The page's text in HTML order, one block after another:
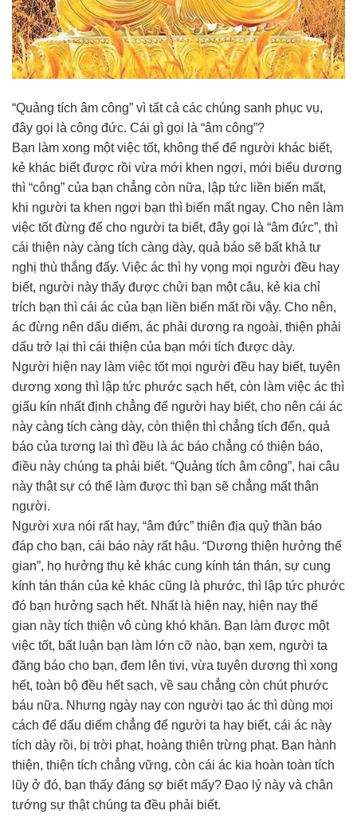
“Quảng tích âm công” vì tất cả các chúng sanh phục vụ,
đây gọi là công đức. Cái gì gọi là “âm công”?
Bạn làm xong một việc tốt, không thể để người khác biết,
kẻ khác biết được rồi vừa mới khen ngợi, mới biểu dương
thì “công” của bạn chẳng còn nữa, lập tức liền biến mất,
khi người ta khen ngợi bạn thì biến mất ngay. Cho nên làm
việc tốt đừng để cho người ta biết, đây gọi là “âm đức”, thì
cái thiện này càng tích càng dày, quả báo sẽ bất khả tư
nghị thù thắng đấy. Việc ác thì hy vọng mọi người đều hay
biết, người này thấy được chửi bạn một câu, kẻ kia chỉ
trích bạn thì cái ác của bạn liền biến mất rồi vậy. Cho nên,
ác đừng nên dấu diếm, ác phải dương ra ngoài, thiện phải
dấu trở lại thì cái thiện của bạn mới tích được dày.
Người hiện nay làm việc tốt mọi người đều hay biết, tuyên
dương xong thì lập tức phước sạch hết, còn làm việc ác thì
giấu kín nhất định chẳng để người hay biết, cho nên cái ác
này càng tích càng dày, còn thiện thì chẳng tích đến, quả
báo của tương lai thì đều là ác báo chẳng có thiện báo,
điều này chúng ta phải biết. “Quảng tích âm công”, hai câu
này thật sự có thể làm được thì bạn sẽ chẳng mất thân
người.
Người xưa nói rất hay, “âm đức” thiên địa quỷ thần báo
đáp cho bạn, cái báo này rất hậu. “Dương thiện hưởng thế
gian”, họ hưởng thụ kẻ khác cung kính tán thán, sự cung
kính tán thán của kẻ khác cũng là phước, thì lập tức phước
đó bạn hưởng sạch hết. Nhất là hiện nay, hiện nay thế
gian này tích thiện vô cùng khó khăn. Bạn làm được một
việc tốt, bất luận bạn làm lớn cỡ nào, bạn xem, người ta
đăng báo cho bạn, đem lên tivi, vừa tuyên dương thì xong
hết, toàn bộ đều hết sạch, về sau chẳng còn chút phước
báu nữa. Nhưng ngày nay con người tạo ác thì dùng mọi
cách để dấu diếm chẳng để người ta hay biết, cái ác này
tích dày rồi, bị trời phạt, hoàng thiên trừng phạt. Bạn hành
thiện, thiện tích chẳng vững, còn cái ác kia hoàn toàn tích
lũy ở đó, bạn thấy đáng sợ biết mấy? Đạo lý này và chân
tướng sự thật chúng ta đều phải biết.